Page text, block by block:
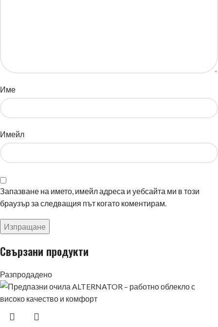
Име
Имейл
Запазване на името, имейл адреса и уебсайта ми в този
браузър за следващия път когато коментирам.
Свързани продукти
Разпродадено